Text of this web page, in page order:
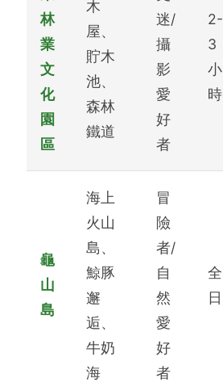
林
業
文
化
園
區
木
屋、
貯木
池、
森林
鐵道
迷/
攝
影
愛
好
者
2-
3
小
時
龜
山
島
海上
火山
島、
鯨豚
邂
逅、
牛奶
海
冒
險
者/
自
然
愛
好
者
全
日